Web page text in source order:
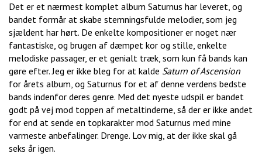
Det er et nærmest komplet album Saturnus har leveret, og
bandet formår at skabe stemningsfulde melodier, som jeg
sjældent har hørt. De enkelte kompositioner er noget nær
fantastiske, og brugen af dæmpet kor og stille, enkelte
melodiske passager, er et genialt træk, som kun få bands kan
gøre efter. Jeg er ikke bleg for at kalde Saturn of Ascension
for årets album, og Saturnus for et af denne verdens bedste
bands indenfor deres genre. Med det nyeste udspil er bandet
godt på vej mod toppen af metaltinderne, så der er ikke andet
for end at sende en topkarakter mod Saturnus med mine
varmeste anbefalinger. Drenge. Lov mig, at der ikke skal gå
seks år igen.